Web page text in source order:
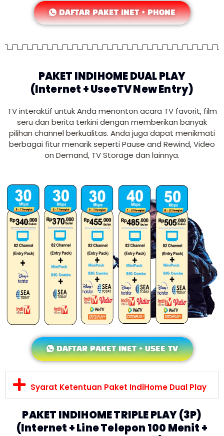
DAFTAR PAKET INET + PHONE
PAKET INDIHOME DUAL PLAY
(Internet + UseeTV New Entry)
TV interaktif untuk Anda menonton acara TV favorit, film
seru dan berita terkini dengan memberikan banyak
pilihan channel berkualitas. Anda juga dapat menikmati
berbagai fitur menarik seperti Pause and Rewind, Video
on Demand, TV Storage dan lainnya.
DAFTAR PAKET INET + USEE TV
Syarat Ketentuan Paket IndiHome Dual Play
PAKET INDIHOME TRIPLE PLAY (3P)
(Internet + Line Telepon 100 Menit +